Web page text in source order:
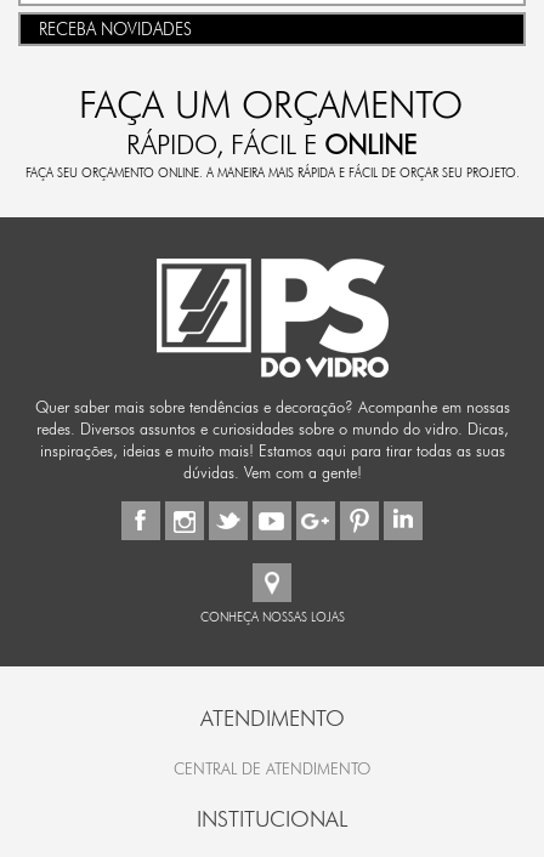
RECEBA NOVIDADES
FAÇA UM ORÇAMENTO
RÁPIDO, FÁCIL E ONLINE
FAÇA SEU ORÇAMENTO ONLINE. A MANEIRA MAIS RÁPIDA E FÁCIL DE ORÇAR SEU PROJETO.
Quer saber mais sobre tendências e decoração? Acompanhe em nossas
redes. Diversos assuntos e curiosidades sobre o mundo do vidro. Dicas,
inspirações, ideias e muito mais! Estamos aqui para tirar todas as suas
dúvidas. Vem com a gente!
CONHEÇA NOSSAS LOJAS
ATENDIMENTO
CENTRAL DE ATENDIMENTO
INSTITUCIONAL